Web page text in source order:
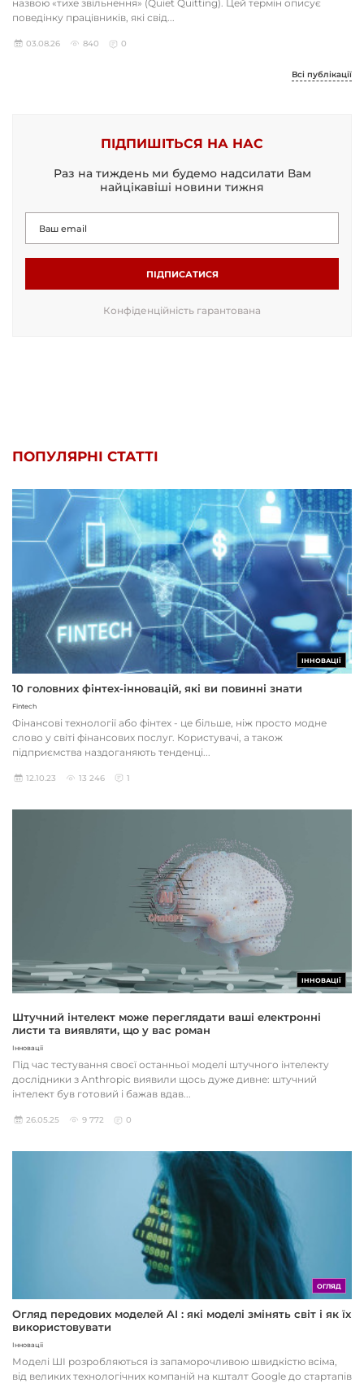
назвою «тихе звільнення» (Quiet Quitting). Цей термін описує
поведінку працівників, які свід...
03.08.26 840 0
Всі публікації
ПІДПИШІТЬСЯ НА НАС
Раз на тиждень ми будемо надсилати Вам
найцікавіші новини тижня
ПІДПИСАТИСЯ
Конфіденційність гарантована
ПОПУЛЯРНІ СТАТТІ
ІННОВАЦІЇ
10 головних фінтех-інновацій, які ви повинні знати
Fintech
Фінансові технології або фінтех - це більше, ніж просто модне
слово у світі фінансових послуг. Користувачі, а також
підприємства наздоганяють тенденці...
12.10.23 13 246 1
ІННОВАЦІЇ
Штучний інтелект може переглядати ваші електронні
листи та виявляти, що у вас роман
Інновації
Під час тестування своєї останньої моделі штучного інтелекту
дослідники з Anthropic виявили щось дуже дивне: штучний
інтелект був готовий і бажав вдав...
26.05.25 9 772 0
ОГЛЯД
Огляд передових моделей AI : які моделі змінять світ і як їх
використовувати
Інновації
Моделі ШІ розробляються із запаморочливою швидкістю всіма,
від великих технологічних компаній на кшталт Google до стартапів